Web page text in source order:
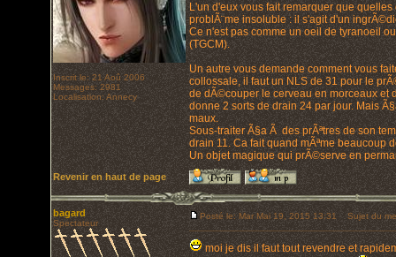
Inscrit le: 21 Aoû 2006
Messages: 2981
Localisation: Annecy
L'un d'eux vous fait remarquer que
problÃ¨me insoluble : il s'agit d'un
Ce n'est pas comme un oeil de tyranoeil
(TGCM).
Un autre vous demande comment vous
collossale, il faut un NLS de 31 pour le
de dÃ©couper le cerveau en morceaux et
donne 2 sorts de drain 24 par jour. Mais
maux.
Sous-traiter Ã§a Ã des prÃªtres de son
drain 11. Ca fait quand mÃªme beaucoup
Un objet magique qui prÃ©serve en
Revenir en haut de page
bagard
Spectateur
Posté le: Mar Mai 19, 2015 13:31 Sujet du
moi je dis il faut tout revendre et